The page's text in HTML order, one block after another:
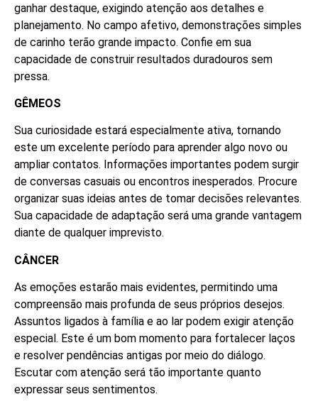
ganhar destaque, exigindo atenção aos detalhes e
planejamento. No campo afetivo, demonstrações simples
de carinho terão grande impacto. Confie em sua
capacidade de construir resultados duradouros sem
pressa.
GÊMEOS
Sua curiosidade estará especialmente ativa, tornando
este um excelente período para aprender algo novo ou
ampliar contatos. Informações importantes podem surgir
de conversas casuais ou encontros inesperados. Procure
organizar suas ideias antes de tomar decisões relevantes.
Sua capacidade de adaptação será uma grande vantagem
diante de qualquer imprevisto.
CÂNCER
As emoções estarão mais evidentes, permitindo uma
compreensão mais profunda de seus próprios desejos.
Assuntos ligados à família e ao lar podem exigir atenção
especial. Este é um bom momento para fortalecer laços
e resolver pendências antigas por meio do diálogo.
Escutar com atenção será tão importante quanto
expressar seus sentimentos.